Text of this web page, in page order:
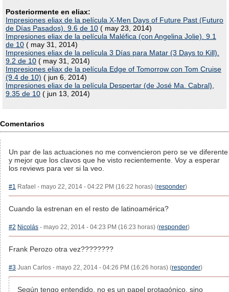
Posteriormente en eliax:
Impresiones eliax de la película X-Men Days of Future Past (Futuro
de Días Pasados). 9.6 de 10 ( may 23, 2014)
Impresiones eliax de la película Maléfica (con Angelina Jolie). 9.1
de 10 ( may 31, 2014)
Impresiones eliax de la película 3 Días para Matar (3 Days to Kill).
9.2 de 10 ( may 31, 2014)
Impresiones eliax de la película Edge of Tomorrow con Tom Cruise
(9.4 de 10) ( jun 6, 2014)
Impresiones eliax de la película Despertar (de José Ma. Cabral),
9.35 de 10 ( jun 13, 2014)
Comentarios
Un par de las actuaciones no me convencieron pero se ve diferente
y mejor que los clavos que he visto recientemente. Voy a esperar
los reviews para ver si la veo.
#1 Rafael - mayo 22, 2014 - 04:22 PM (16:22 horas) (responder)
Cuando la estrenan en el resto de latinoamérica?
#2 Nicolás - mayo 22, 2014 - 04:23 PM (16:23 horas) (responder)
Frank Perozo otra vez????????
#3 Juan Carlos - mayo 22, 2014 - 04:26 PM (16:26 horas) (responder)
Según tengo entendido, no es un papel protagónico, sino